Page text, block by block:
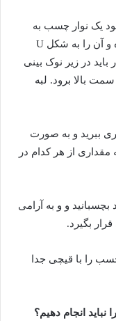
یک نوار چسب به
اندازه ی 10 تا 12 سانتی متری را جدا کرده و آن را به شکل U
در زیر نوک بینی
بالا برود. لبه
های 3 تا 5 سانتی متری ببرید و به صورت
از هر کدام در
و و به آرامی
بگیرد.
را با قیچی جدا
انجام دهیم؟